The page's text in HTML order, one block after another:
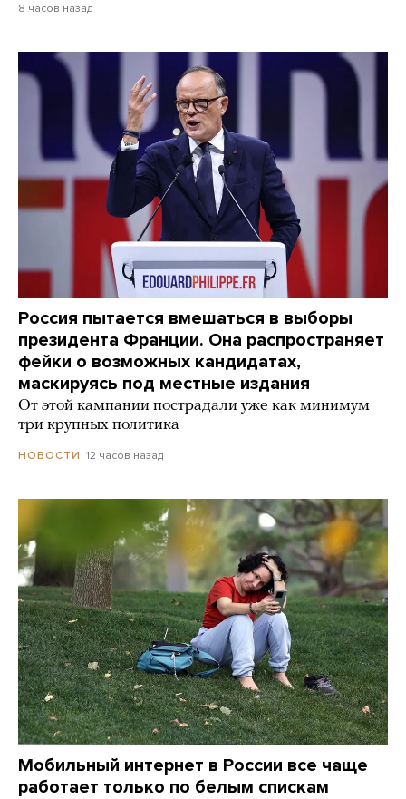
8 часов назад
Россия пытается вмешаться в выборы
президента Франции. Она распространяет
фейки о возможных кандидатах,
маскируясь под местные издания
От этой кампании пострадали уже как минимум
три крупных политика
НОВОСТИ 12 часов назад
Мобильный интернет в России все чаще
работает только по белым спискам